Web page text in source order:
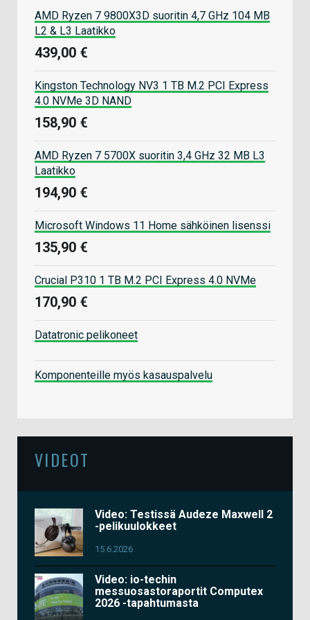
AMD Ryzen 7 9800X3D suoritin 4,7 GHz 104 MB
L2 & L3 Laatikko
439,00 €
Kingston Technology NV3 1 TB M.2 PCI Express
4.0 NVMe 3D NAND
158,90 €
AMD Ryzen 7 5700X suoritin 3,4 GHz 32 MB L3
Laatikko
194,90 €
Microsoft Windows 11 Home sähköinen lisenssi
135,90 €
Crucial P310 1 TB M.2 PCI Express 4.0 NVMe
170,90 €
Datatronic pelikoneet
Komponenteille myös kasauspalvelu
VIDEOT
Video: Testissä Audeze Maxwell 2
-pelikuulokkeet
15.6.2026
Video: io-techin
messuosastoraportit Computex
2026 -tapahtumasta